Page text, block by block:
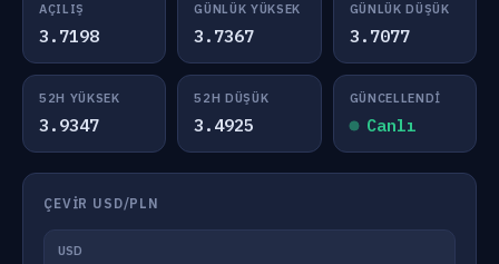
AÇILIŞ
3.7198
GÜNLÜK YÜKSEK
3.7367
GÜNLÜK DÜŞÜK
3.7077
52H YÜKSEK
3.9347
52H DÜŞÜK
3.4925
GÜNCELLENDI
Canlı
ÇEVIR USD/PLN
USD